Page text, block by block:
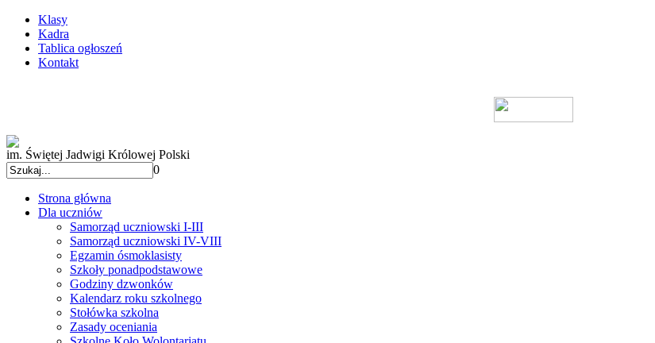
Klasy
Kadra
Tablica ogłoszeń
Kontakt
im. Świętej Jadwigi Królowej Polski
0
Strona główna
Dla uczniów
Samorząd uczniowski I-III
Samorząd uczniowski IV-VIII
Egzamin ósmoklasisty
Szkoły ponadpodstawowe
Godziny dzwonków
Kalendarz roku szkolnego
Stołówka szkolna
Zasady oceniania